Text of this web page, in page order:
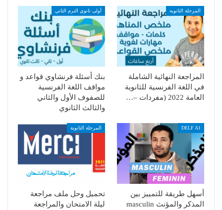
المرحلة الثانوية
المراجعة النهائية الشاملة
في اللغة الفرنسية للثانوية
العامة 2022 (مفردات –…
أولى ثانوي الترم الثاني
بنك أسئلة فرنشاوي قواعد و
مواقف اللغة الفرنسية
للصفوف الأول والثاني
والثالث الثانوي
DELF A1
أسهل طريقة للتمييز بين
المذكر والمؤنث masculin
المرحلة الثانوية
تحميل وحل ملف مراجعة
ليلة الامتحان والمراجعة